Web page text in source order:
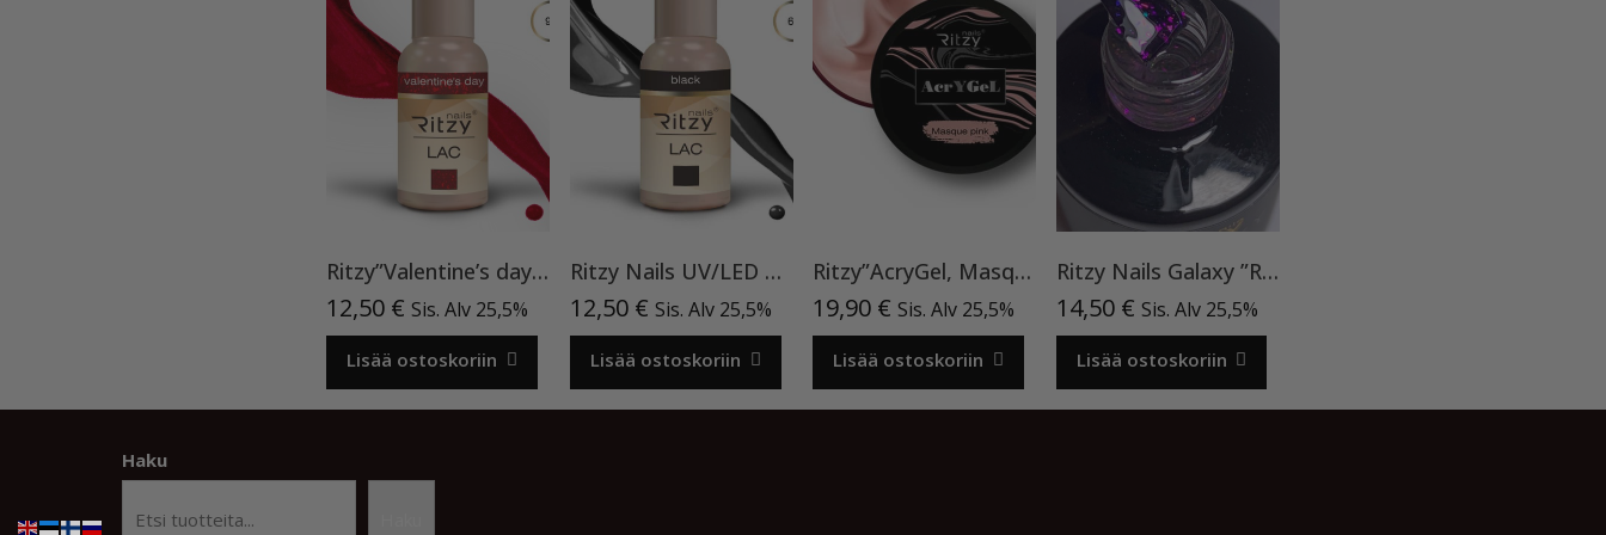
Ritzy”Valentine’s day”90, geelilakka TPO vapaa
12,50 € Sis. Alv 25,5%
Lisää ostoskoriin
Ritzy Nails UV/LED gel polish ”Black” 64, 9ml, geelilakka TPO vapaa
12,50 € Sis. Alv 25,5%
Lisää ostoskoriin
Ritzy”AcryGel, Masque Pink”15ml TPO-VAPAA
19,90 € Sis. Alv 25,5%
Lisää ostoskoriin
Ritzy Nails Galaxy ”Rainbow” 8ml
14,50 € Sis. Alv 25,5%
Lisää ostoskoriin
Haku